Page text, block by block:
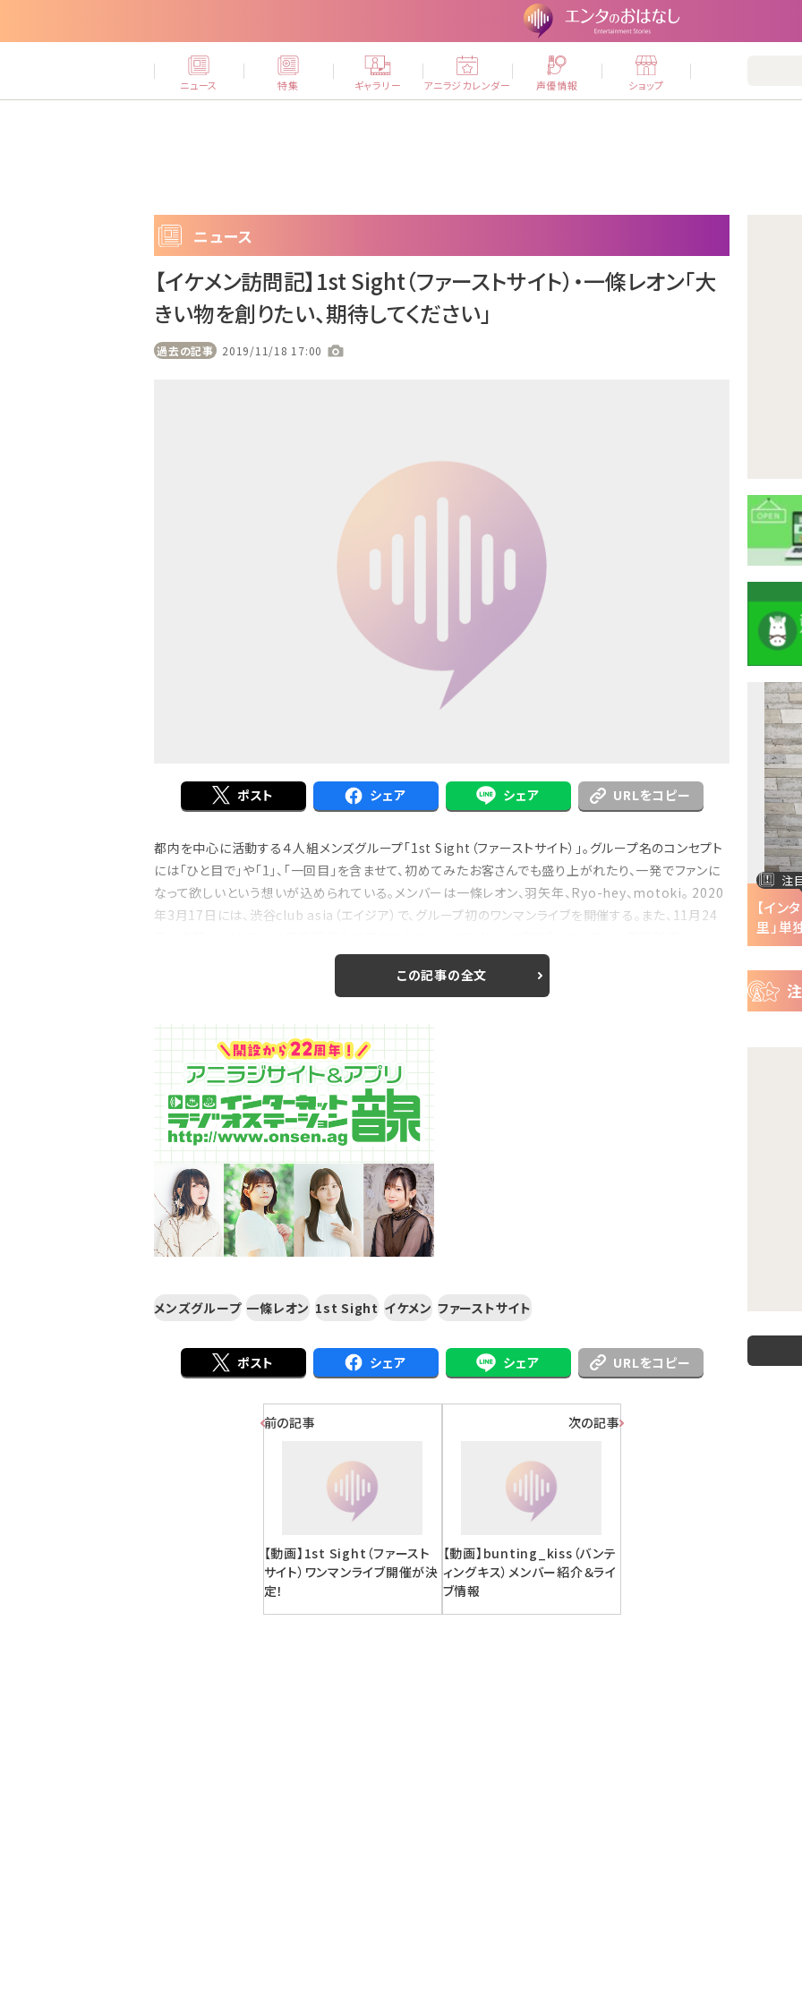
ニュース 特集 ギャラリー アニラジカレンダー 声優情報 ショップ
ニュース
【イケメン訪問記】1st Sight（ファーストサイト）・一條レオン「大
きい物を創りたい、期待してください」
過去の記事 2019/11/18 17:00
ポスト シェア シェア URLをコピー
都内を中心に活動する４人組メンズグループ「1st Sight（ファーストサイト）」。グループ名のコンセプト
には「ひと目で」や「1」、「一回目」を含ませて、初めてみたお客さんでも盛り上がれたり、一発でファンに
なって欲しいという想いが込められている。メンバーは一條レオン、羽矢年、Ryo-hey、motoki。 2020
年3月17日には、渋谷club asia（エイジア）で、グループ初のワンマンライブを開催する。また、11月24
この記事の全文
メンズグループ 一條レオン 1st Sight イケメン ファーストサイト
ポスト シェア シェア URLをコピー
前の記事
【動画】1st Sight（ファースト
サイト）ワンマンライブ開催が決
定！
次の記事
【動画】bunting_kiss（バンテ
ィングキス）メンバー紹介＆ライ
ブ情報
注
目
ニ
ー
ス
注目の特集
【インタビュー】本仮屋ユイカ、ラジオ5年半で
たどり着いた”今”「...
注目の特集
【インタビュー】『株式会社マジルミエ』第2期の
声優・ファイルーズ...
注
【イン
里」単